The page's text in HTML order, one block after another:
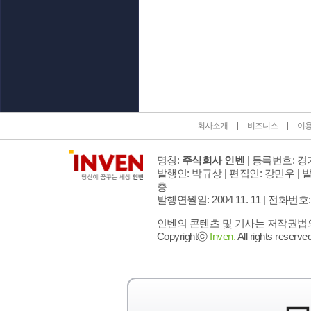
회사소개 비즈니스 이
명칭: 주식회사 인벤 | 등록번호: 경
발행인: 박규상 | 편집인: 강민우 |
층
발행연월일: 2004 11. 11 | 전화번호
인벤의 콘텐츠 및 기사는 저작권
Copyrightⓒ Inven.All rights